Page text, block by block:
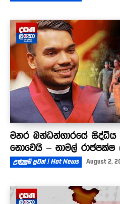
මහර බන්ධන්ගාරයේ සිද්ධිය
නොවෙයි – නාමල් රාජපක්ෂ
උණුසුම් පුවත් | Hot News August 2,